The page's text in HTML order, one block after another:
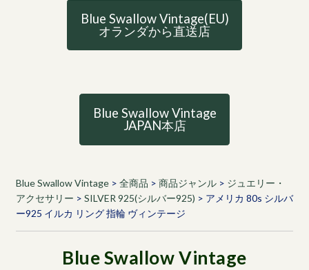
Blue Swallow Vintage(EU)
オランダから直送店
Blue Swallow Vintage
JAPAN本店
Blue Swallow Vintage> 全商品 > 商品ジャンル> ジュエリー・
アクセサリー > SILVER 925(シルバー925) > アメリカ 80s シルバ
ー925 イルカ リング 指輪 ヴィンテージ